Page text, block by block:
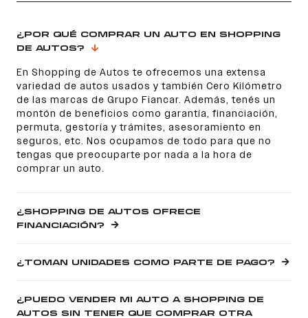
¿POR QUÉ COMPRAR UN AUTO EN SHOPPING
DE AUTOS?
En Shopping de Autos te ofrecemos una extensa
variedad de autos usados y también Cero Kilómetro
de las marcas de Grupo Fiancar. Además, tenés un
montón de beneficios como garantía, financiación,
permuta, gestoría y trámites, asesoramiento en
seguros, etc. Nos ocupamos de todo para que no
tengas que preocuparte por nada a la hora de
comprar un auto.
¿SHOPPING DE AUTOS OFRECE
FINANCIACIÓN?
¿TOMAN UNIDADES COMO PARTE DE PAGO?
¿PUEDO VENDER MI AUTO A SHOPPING DE
AUTOS SIN TENER QUE COMPRAR OTRA